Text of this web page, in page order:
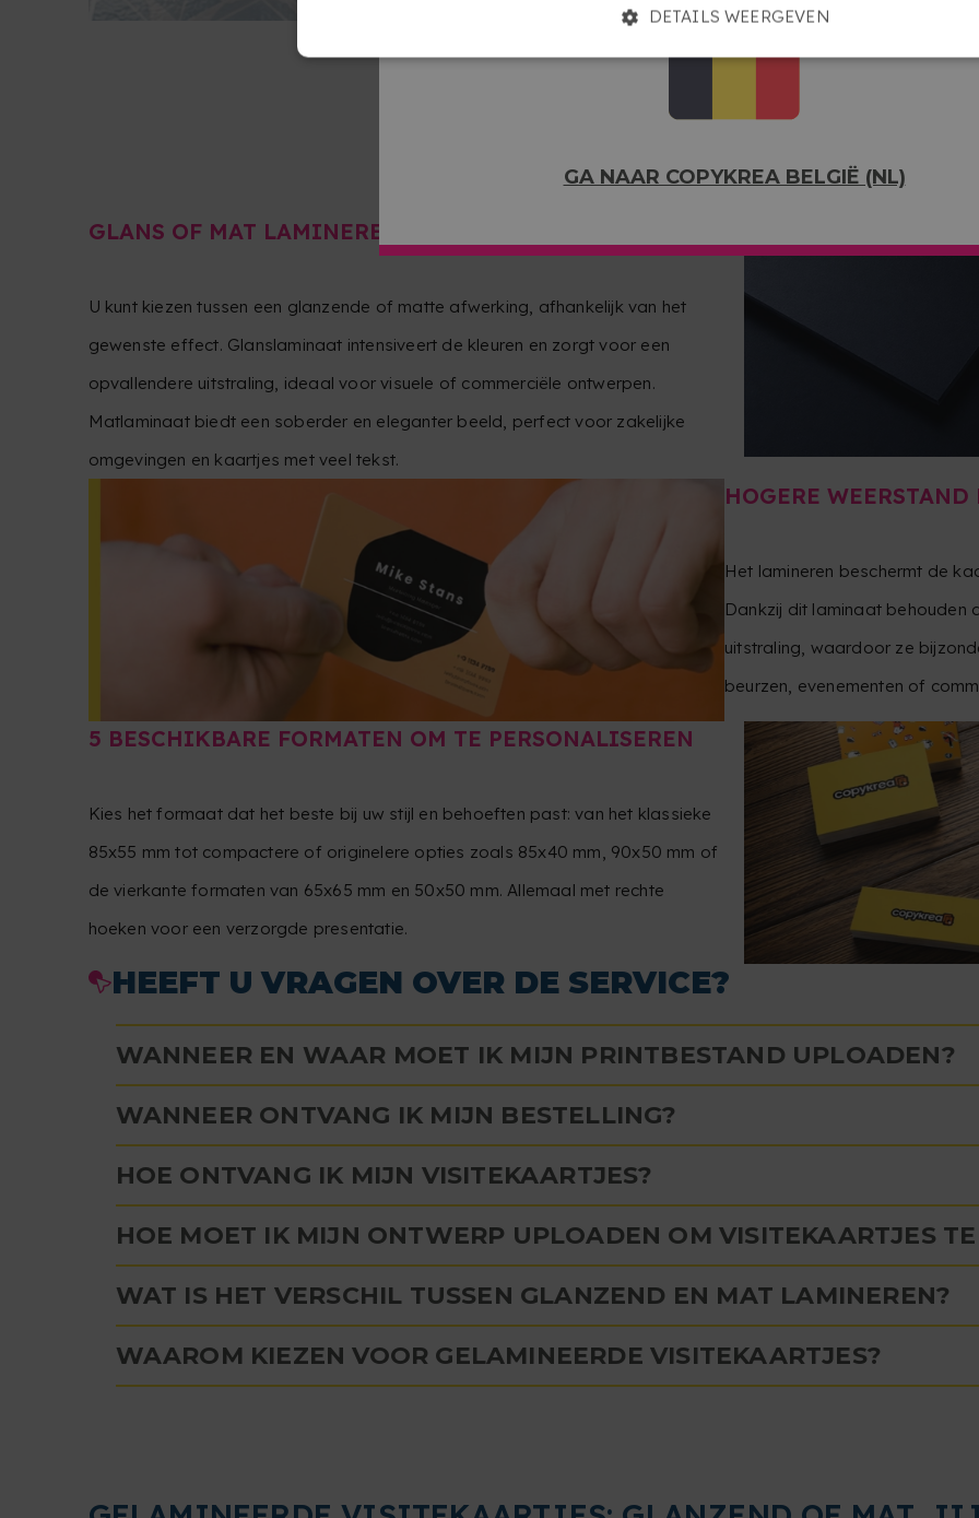
GA NAAR COPYKREA BELGIË (NL)
GLANS OF MAT LAMINEREN
U kunt kiezen tussen een glanzende of matte afwerking, afhankelijk van het
gewenste effect. Glanslaminaat intensiveert de kleuren en zorgt voor een
opvallendere uitstraling, ideaal voor visuele of commerciële ontwerpen.
Matlaminaat biedt een soberder en eleganter beeld, perfect voor zakelijke
omgevingen en kaartjes met veel tekst.
HOGERE
Het lamineren beschermt de
Dankzij dit laminaat behouden
uitstraling, waardoor ze
beurzen, evenementen of
5 BESCHIKBARE FORMATEN OM TE PERSONALISEREN
Kies het formaat dat het beste bij uw stijl en behoeften past: van het klassieke
85x55 mm tot compactere of originelere opties zoals 85x40 mm, 90x50 mm of
de vierkante formaten van 65x65 mm en 50x50 mm. Allemaal met rechte
hoeken voor een verzorgde presentatie.
HEEFT U VRAGEN OVER DE SERVICE?
WANNEER EN WAAR MOET IK MIJN PRINTBESTAND UPLOADEN?
WANNEER ONTVANG IK MIJN BESTELLING?
HOE ONTVANG IK MIJN VISITEKAARTJES?
HOE MOET IK MIJN ONTWERP UPLOADEN OM VISITEKAARTJES
WAT IS HET VERSCHIL TUSSEN GLANZEND EN MAT LAMINEREN?
WAAROM KIEZEN VOOR GELAMINEERDE VISITEKAARTJES?
DETAILS WEERGEVEN